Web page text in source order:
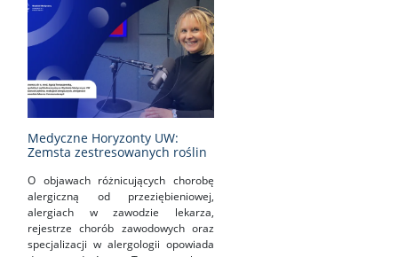
Medyczne Horyzonty UW:
Zemsta zestresowanych roślin
O objawach różnicujących chorobę
alergiczną od przeziębieniowej,
alergiach w zawodzie lekarza,
rejestrze chorób zawodowych oraz
specjalizacji w alergologii opowiada